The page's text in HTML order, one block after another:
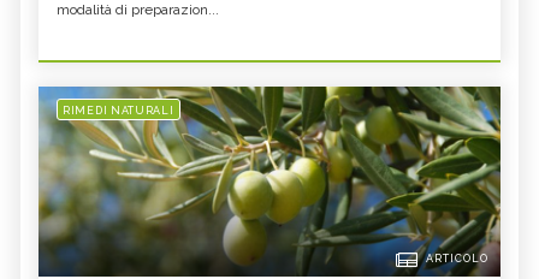
modalità di preparazion...
RIMEDI NATURALI
ARTICOLO